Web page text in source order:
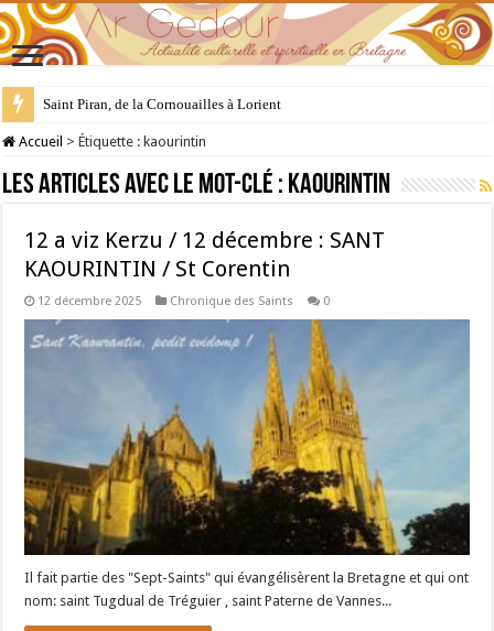
Saint Piran, de la Cornouailles à Lorient
28 juillet : Saint Samson de Dol, père de la Bretagne chrétienne
Accueil > Étiquette :kaourintin
Les articles avec le mot-clé : kaourintin
12 a viz Kerzu / 12 décembre : SANT
KAOURINTIN / St Corentin
12 décembre 2025 Chronique des Saints 0
Il fait partie des "Sept-Saints" qui évangélisèrent la Bretagne et qui ont
nom: saint Tugdual de Tréguier , saint Paterne de Vannes...